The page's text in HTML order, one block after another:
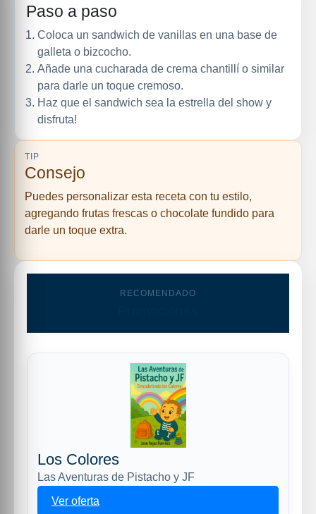
Paso a paso
Coloca un sandwich de vanillas en una base de
galleta o bizcocho.
Añade una cucharada de crema chantillí o similar
para darle un toque cremoso.
Haz que el sandwich sea la estrella del show y
disfruta!
TIP
Consejo
Puedes personalizar esta receta con tu estilo,
agregando frutas frescas o chocolate fundido para
darle un toque extra.
RECOMENDADO
Los Colores
Las Aventuras de Pistacho y JF
Ver oferta